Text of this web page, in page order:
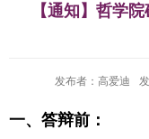
【通知】哲学
发布者：高爱迪
一、答辩前：